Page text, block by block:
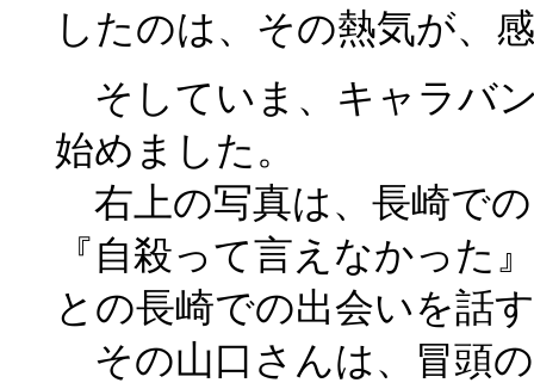
したのは、その熱気が、
そしていま、キャラバ
始めました。
右上の写真は、長崎で
『自殺って言えなかった
との長崎での出会いを話
その山口さんは、冒頭